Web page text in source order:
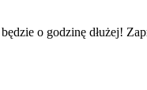
o godzinę dłużej!